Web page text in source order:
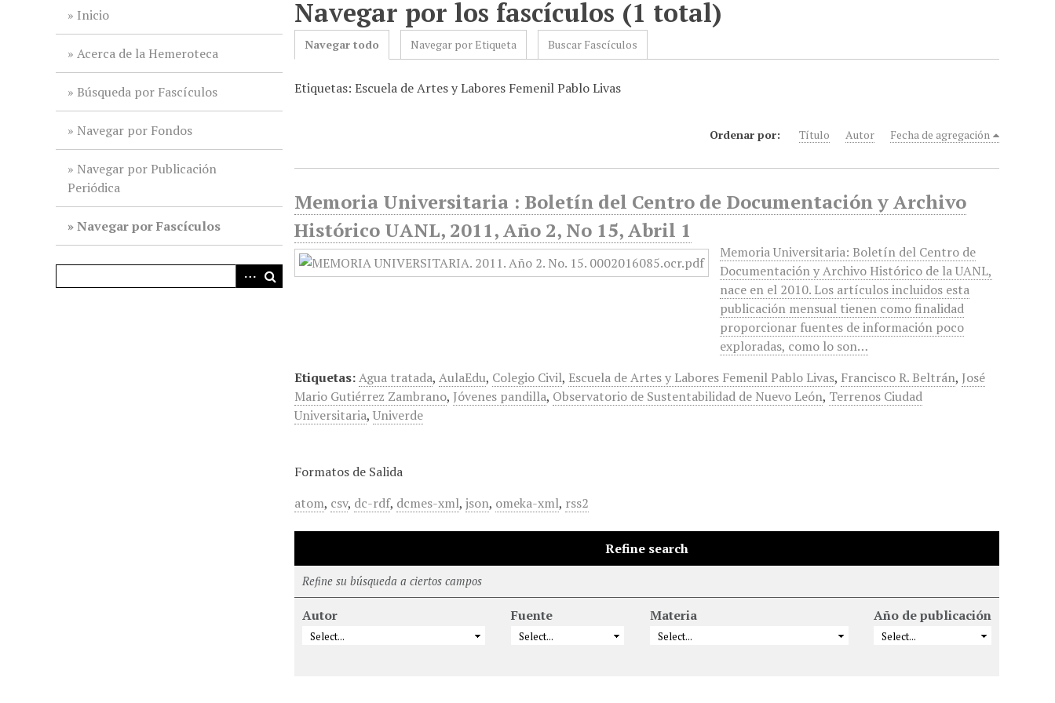
Inicio
Acerca de la Hemeroteca
Búsqueda por Fascículos
Navegar por Fondos
Navegar por Publicación
Periódica
Navegar por Fascículos
Navegar por los fascículos (1 total)
Navegar todo Navegar por Etiqueta Buscar Fascículos
Etiquetas: Escuela de Artes y Labores Femenil Pablo Livas
Ordenar por: Título Autor Fecha de agregación
Memoria Universitaria : Boletín del Centro de Documentación y Archivo
Histórico UANL, 2011, Año 2, No 15, Abril 1
Memoria Universitaria: Boletín del Centro de
Documentación y Archivo Histórico de la UANL,
nace en el 2010. Los artículos incluidos esta
publicación mensual tienen como finalidad
proporcionar fuentes de información poco
exploradas, como lo son…
Etiquetas:Agua tratada,AulaEdu, Colegio Civil, Escuela de Artes y Labores Femenil Pablo Livas, Francisco R. Beltrán, José
Mario Gutiérrez Zambrano, Jóvenes pandilla, Observatorio de Sustentabilidad de Nuevo León, Terrenos Ciudad
Universitaria,Univerde
Formatos de Salida
atom, csv, dc-rdf, dcmes-xml,json, omeka-xml, rss2
Refine search
Refine su búsqueda a ciertos campos
Autor Fuente Materia Año de publicación